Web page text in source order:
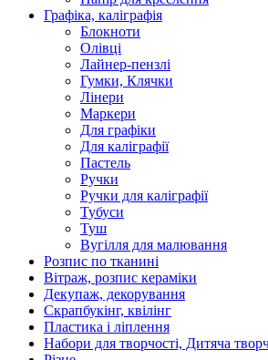
Графіка, каліграфія
Блокноти
Олівці
Лайнер-пензлі
Гумки, Клячки
Лінери
Маркери
Для графіки
Для каліграфії
Пастель
Ручки
Ручки для каліграфії
Тубуси
Туш
Вугілля для малювання
Розпис по тканині
Вітраж, розпис кераміки
Декупаж, декорування
Скрапбукінг, квілінг
Пластика і ліплення
Набори для творчості, Дитяча